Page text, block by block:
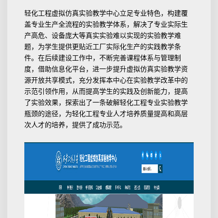
轻化工程虚拟仿真实验教学中心立足专业特色，构建覆
盖专业生产全流程的实验教学体系，解决了专业实际生
产高危、设备庞大等真实实验难以实现的实验教学难
题，为学生提供更贴近工厂实际化生产的实践教学条
件。在后续建设工作中，不断完善课程体系与管理制
度，借助信息化平台，进一步提升虚拟仿真实验教学资
源开放共享模式，充分发挥本中心在实验教学改革中的
示范引领作用，从而提高学生的实践及创新能力，提高
了实验效果，探索出了一条破解轻化工程专业实验教学
瓶颈的途径，为轻化工程专业人才培养质量提高和高层
次人才的培养，提供了成功示范。